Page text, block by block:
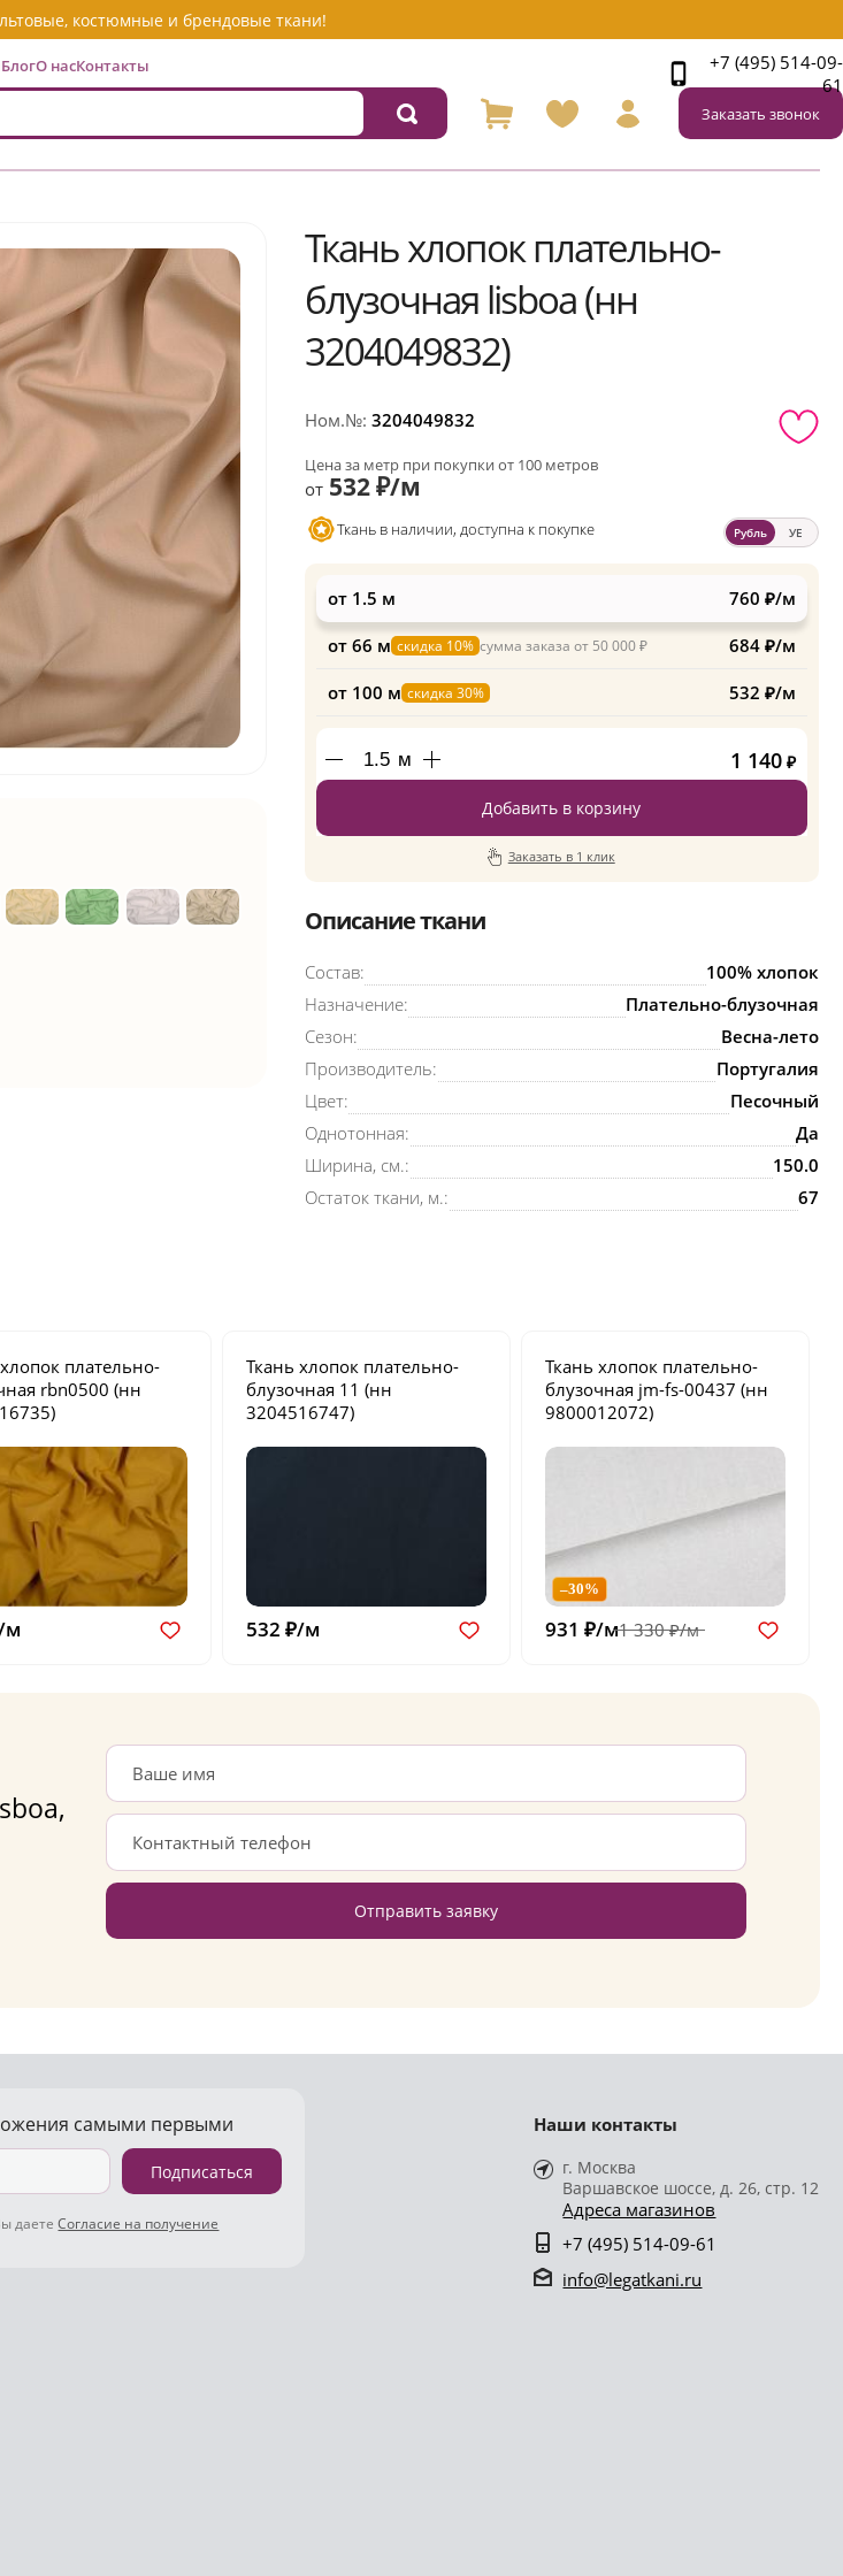
костюмные и брендовые ткани!
БлогО насКонтакты
+7 (495) 514-09-
61
Заказать звонок
Ткань хлопок плательно-
блузочная lisboa (нн
3204049832)
Ном.№: 3204049832
Цена за метр при покупки от 100 метров
от532 ₽/м
Ткань в наличии, доступна к покупке Рубль УЕ
от 1.5 м 760 ₽/м
от 66 м скидка 10% сумма заказа от 50 000 ₽ 684 ₽/м
от 100 м скидка 30% 532 ₽/м
м 1 140 ₽
Добавить в корзину
Заказать в 1 клик
Описание ткани
Состав:
100% хлопок
Назначение:
Плательно-блузочная
Сезон:
Весна-лето
Производитель:
Португалия
Цвет:
Песочный
Однотонная:
Да
Ширина, см.:
150.0
Остаток ткани, м.:
67
плательно-
rbn0500 (нн
м
Ткань хлопок плательно-
блузочная 11 (нн
3204516747)
532 ₽/м
Ткань хлопок плательно-
блузочная jm-fs-00437 (нн
9800012072)
–30%
931 ₽/м1 330 ₽/м
Отправить заявку
самыми первыми
Подписаться
даетеСогласие на получение
Наши контакты
г. Москва
Варшавское шоссе, д. 26, стр. 12
Адреса магазинов
+7 (495) 514-09-61
info@legatkani.ru